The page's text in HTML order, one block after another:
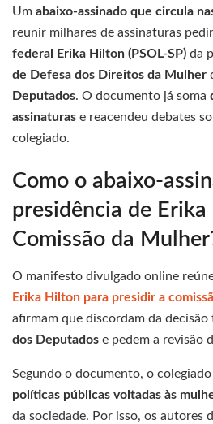
Um abaixo-assinado que circula
reunir milhares de assinaturas
federal Erika Hilton (PSOL-SP) da
de Defesa dos Direitos da Mulher
Deputados. O documento já soma
assinaturas e reacendeu debates
colegiado.
Como o abaixo-
presidência de
Comissão da
O manifesto divulgado online
Erika Hilton para presidir a
afirmam que discordam da decisão
dos Deputados e pedem a revisão
Segundo o documento, o
políticas públicas voltadas às
da sociedade. Por isso, os autores